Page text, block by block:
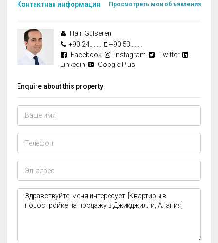
Контактная информация Просмотреть мои объявления
Halil Gülseren
+90 24........
+90 53........
Facebook
Instagram
Twitter
Linkedin
Google Plus
Enquire about this property